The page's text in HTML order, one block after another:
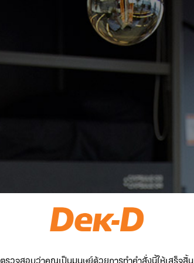
ตรวจสอบว่าคุณเป็นมนุษย์ด้วยการทำคำสั่งนี้ให้เสร็จสิ้น